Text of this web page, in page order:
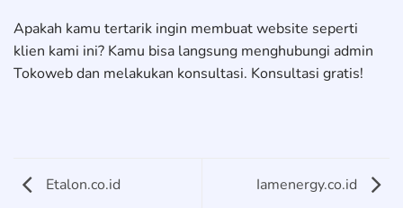
Apakah kamu tertarik ingin membuat website seperti
klien kami ini? Kamu bisa langsung menghubungi admin
Tokoweb dan melakukan konsultasi. Konsultasi gratis!
Etalon.co.id Iamenergy.co.id